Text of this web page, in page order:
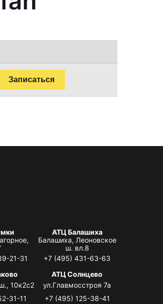
Записаться
21-31
АТЦ Балашиха
Балашиха, Леоновское
ш. вл.8
+7 (495) 431-63-63
10к2с2
31-11
АТЦ Солнцево
ул.Главмосстроя 7а
+7 (495) 125-38-41